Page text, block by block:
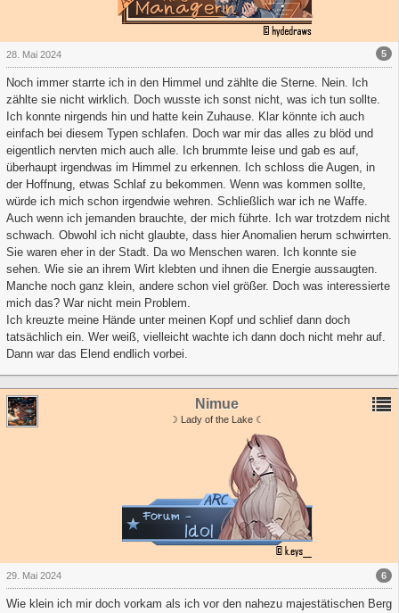
5
28. Mai 2024
Noch immer starrte ich in den Himmel und zählte die Sterne. Nein. Ich
zählte sie nicht wirklich. Doch wusste ich sonst nicht, was ich tun sollte.
Ich konnte nirgends hin und hatte kein Zuhause. Klar könnte ich auch
einfach bei diesem Typen schlafen. Doch war mir das alles zu blöd und
eigentlich nervten mich auch alle. Ich brummte leise und gab es auf,
überhaupt irgendwas im Himmel zu erkennen. Ich schloss die Augen, in
der Hoffnung, etwas Schlaf zu bekommen. Wenn was kommen sollte,
würde ich mich schon irgendwie wehren. Schließlich war ich ne Waffe.
Auch wenn ich jemanden brauchte, der mich führte. Ich war trotzdem nicht
schwach. Obwohl ich nicht glaubte, dass hier Anomalien herum schwirrten.
Sie waren eher in der Stadt. Da wo Menschen waren. Ich konnte sie
sehen. Wie sie an ihrem Wirt klebten und ihnen die Energie aussaugten.
Manche noch ganz klein, andere schon viel größer. Doch was interessierte
mich das? War nicht mein Problem.
Ich kreuzte meine Hände unter meinen Kopf und schlief dann doch
tatsächlich ein. Wer weiß, vielleicht wachte ich dann doch nicht mehr auf.
Dann war das Elend endlich vorbei.
Nimue
☽ Lady of the Lake ☾
6
29. Mai 2024
Wie klein ich mir doch vorkam als ich vor den nahezu majestätischen Berg